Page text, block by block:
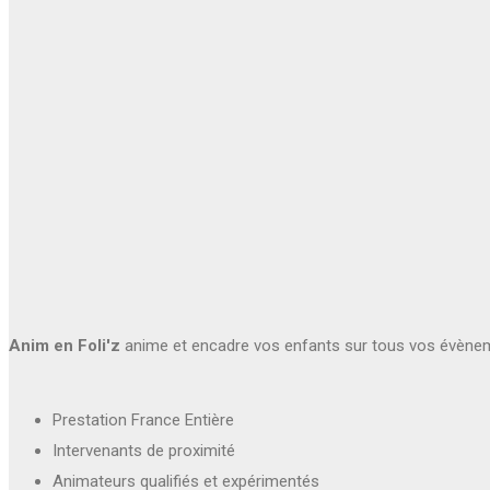
Anim en Foli'z anime et encadre vos enfants sur tous vos
Prestation France Entière
Intervenants de proximité
Animateurs qualifiés et expérimentés